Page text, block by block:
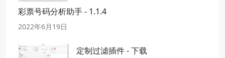
彩票号码分析助手 - 1.1.4
2022年6月19日
定制过滤插件 - 下载